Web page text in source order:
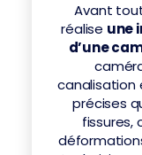
Avant
réalise une
d’une
canalisation
précises
fissures,